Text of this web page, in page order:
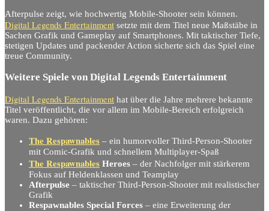
Afterpulse zeigt, wie hochwertig Mobile-Shooter sein können.
Digital Legends Entertainment setzte mit dem Titel neue Maßstäbe in
Sachen Grafik und Gameplay auf Smartphones. Mit taktischer Tiefe,
stetigen Updates und packender Action sicherte sich das Spiel eine
treue Community.
Weitere Spiele von Digital Legends Entertainment
Digital Legends Entertainment hat über die Jahre mehrere bekannte
Titel veröffentlicht, die vor allem im Mobile-Bereich erfolgreich
waren. Dazu gehören:
The Respawnables – ein humorvoller Third-Person-Shooter
mit Comic-Grafik und schnellem Multiplayer-Spaß
The Respawnables Heroes – der Nachfolger mit stärkerem
Fokus auf Heldenklassen und Teamplay
Afterpulse – taktischer Third-Person-Shooter mit realistischer
Grafik
Respawnables Special Forces – eine Erweiterung der